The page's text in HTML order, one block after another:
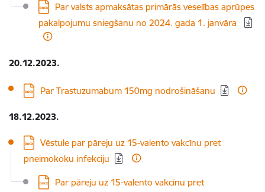
Lejupielādēt:
Par valsts apmaksātas primārās veselības aprūpes
pakalpojumu sniegšanu no 2024. gada 1. janvāra
20.12.2023.
Lejupielādēt:
Par Trastuzumabum 150mg nodrošināšanu
18.12.2023.
Lejupielādēt:
Vēstule par pāreju uz 15-valento vakcīnu pret
pneimokoku infekciju
Lejupielādēt:
Par pāreju uz 15-valento vakcīnu pret